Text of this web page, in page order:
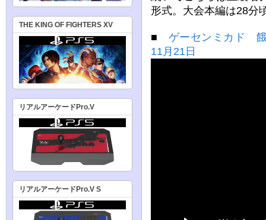
形式。大会本編は28分
■ ゲーセンミカド
11月21日
THE KING OF FIGHTERS XV
リアルアーケードPro.V
リアルアーケードPro.V S